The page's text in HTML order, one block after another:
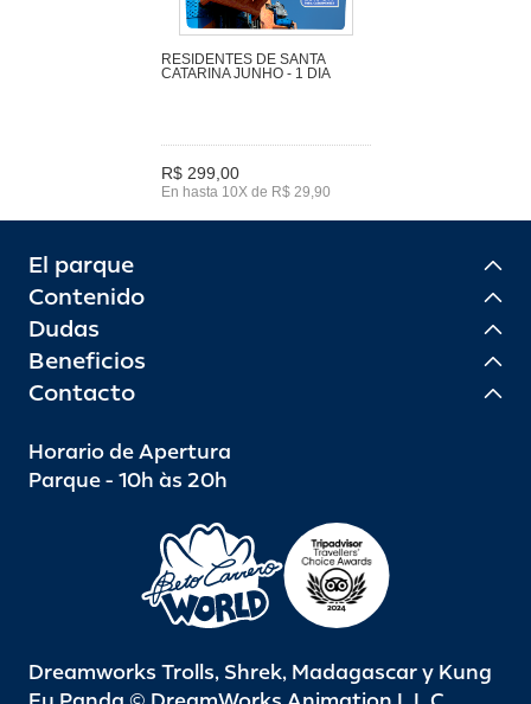
RESIDENTES DE SANTA
CATARINA JUNHO - 1 DIA
R$ 299,00
En hasta 10X de R$ 29,90
El parque
Contenido
Dudas
Beneficios
Contacto
Horario de Apertura
Parque - 10h às 20h
Dreamworks Trolls, Shrek, Madagascar y Kung